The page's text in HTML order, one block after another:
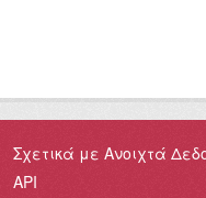
Σχετικά με Ανοιχτά
API